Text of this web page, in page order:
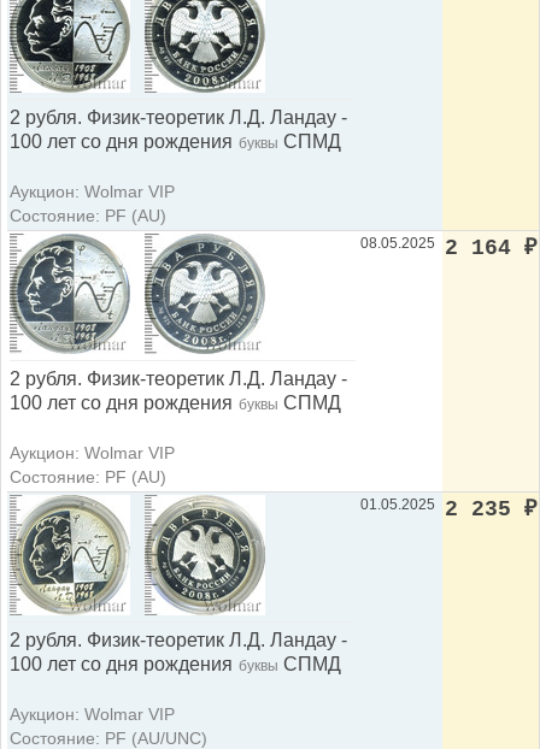
2 рубля. Физик-теоретик Л.Д. Ландау -
100 лет со дня рождения буквы СПМД
Аукцион: Wolmar VIP
Состояние: PF (AU)
2 рубля. Физик-теоретик Л.Д. Ландау -
100 лет со дня рождения буквы СПМД
Аукцион: Wolmar VIP
Состояние: PF (AU)
08.05.2025 2 164 ₽
2 рубля. Физик-теоретик Л.Д. Ландау -
100 лет со дня рождения буквы СПМД
Аукцион: Wolmar VIP
Состояние: PF (AU/UNC)
01.05.2025 2 235 ₽